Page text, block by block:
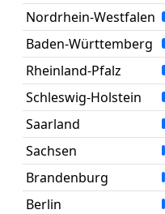
Nordrhein-Westfalen
Baden-Württemberg
Rheinland-Pfalz
Schleswig-Holstein
Saarland
Sachsen
Brandenburg
Berlin